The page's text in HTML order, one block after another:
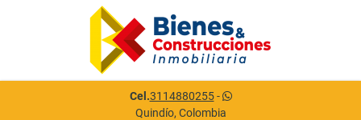
Cel.3114880255-
Quindío, Colombia